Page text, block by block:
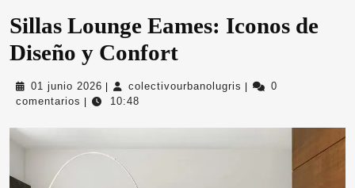
Sillas Lounge Eames: Iconos de
Diseño y Confort
01 junio 2026 01
junio
colectivourbanolugris colectivourbanolugris
0
comentarios
10:48